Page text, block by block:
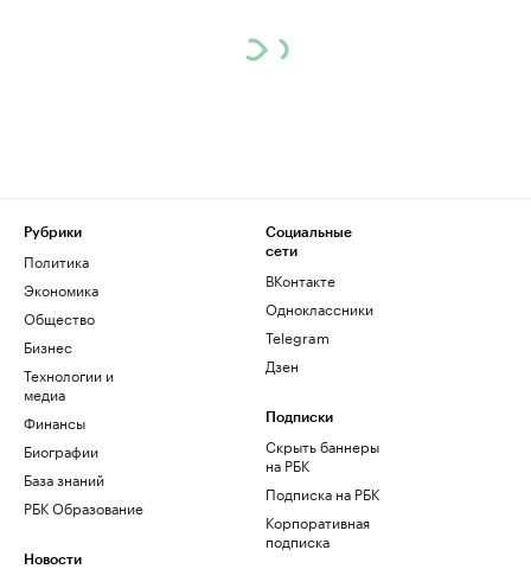
Рубрики
Политика
Экономика
Общество
Бизнес
Технологии и
медиа
Финансы
Биографии
База знаний
РБК Образование
Новости
Социальные
сети
ВКонтакте
Одноклассники
Telegram
Дзен
Подписки
Скрыть баннеры
на РБК
Подписка на РБК
Корпоративная
подписка